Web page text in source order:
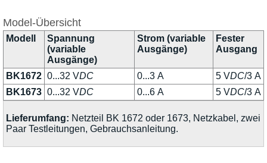
Model-Übersicht
Modell
Spannung
(variable
Ausgänge)
Strom (variable
Ausgänge)
Fester
Ausgang
BK1672 0...32 VDC 0...3 A 5 VDC/3 A
BK1673 0...32 VDC 0...6 A 5 VDC/3 A
Lieferumfang: Netzteil BK 1672 oder 1673, Netzkabel, zwei
Paar Testleitungen, Gebrauchsanleitung.